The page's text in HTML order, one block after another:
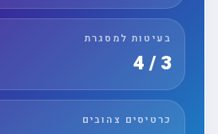
בעיטות למסגרת
3 / 4
כרטיסים צהובים